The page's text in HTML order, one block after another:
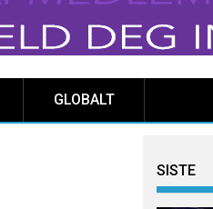
GLOBALT
SISTE